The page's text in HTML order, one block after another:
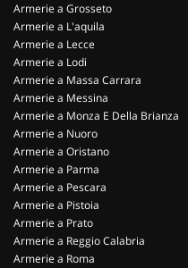
Armerie a Grosseto
Armerie a L'aquila
Armerie a Lecce
Armerie a Lodi
Armerie a Massa Carrara
Armerie a Messina
Armerie a Monza E Della Brianza
Armerie a Nuoro
Armerie a Oristano
Armerie a Parma
Armerie a Pescara
Armerie a Pistoia
Armerie a Prato
Armerie a Reggio Calabria
Armerie a Roma